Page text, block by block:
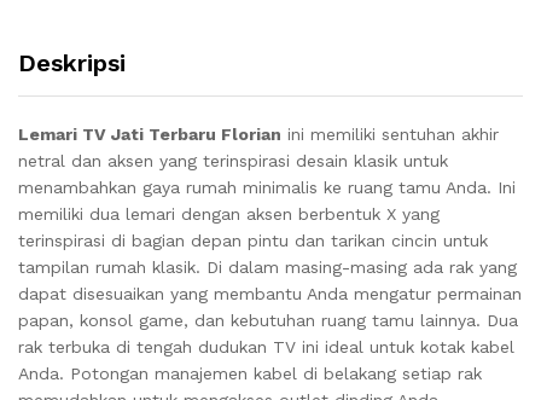
Deskripsi
Lemari TV Jati Terbaru Florian ini memiliki sentuhan akhir
netral dan aksen yang terinspirasi desain klasik untuk
menambahkan gaya rumah minimalis ke ruang tamu Anda. Ini
memiliki dua lemari dengan aksen berbentuk X yang
terinspirasi di bagian depan pintu dan tarikan cincin untuk
tampilan rumah klasik. Di dalam masing-masing ada rak yang
dapat disesuaikan yang membantu Anda mengatur permainan
papan, konsol game, dan kebutuhan ruang tamu lainnya. Dua
rak terbuka di tengah dudukan TV ini ideal untuk kotak kabel
Anda. Potongan manajemen kabel di belakang setiap rak